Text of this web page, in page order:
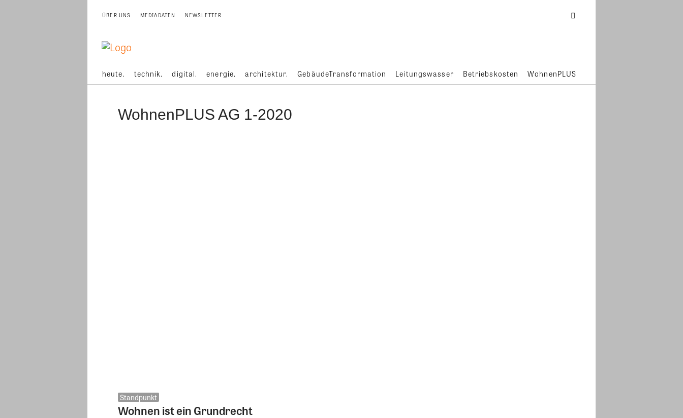
ÜBER UNS MEDIADATEN NEWSLETTER
heute. technik. digital. energie. architektur. GebäudeTransformation Leitungswasser Betriebskosten WohnenPLUS
WohnenPLUS AG 1-2020
Standpunkt
Wohnen ist ein Grundrecht